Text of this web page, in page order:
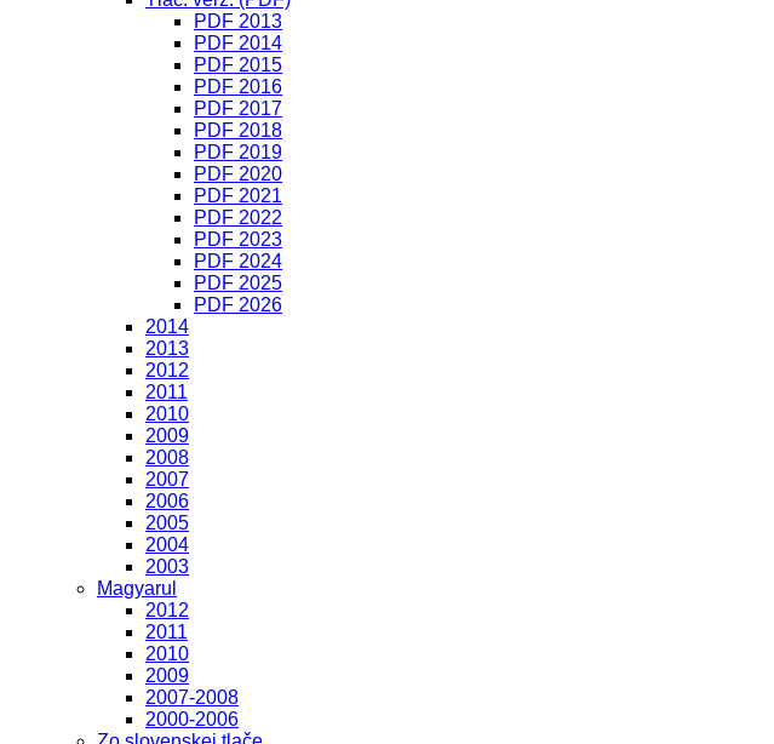
PDF 2013
PDF 2014
PDF 2015
PDF 2016
PDF 2017
PDF 2018
PDF 2019
PDF 2020
PDF 2021
PDF 2022
PDF 2023
PDF 2024
PDF 2025
PDF 2026
2014
2013
2012
2011
2010
2009
2008
2007
2006
2005
2004
2003
Magyarul
2012
2011
2010
2009
2007-2008
2000-2006